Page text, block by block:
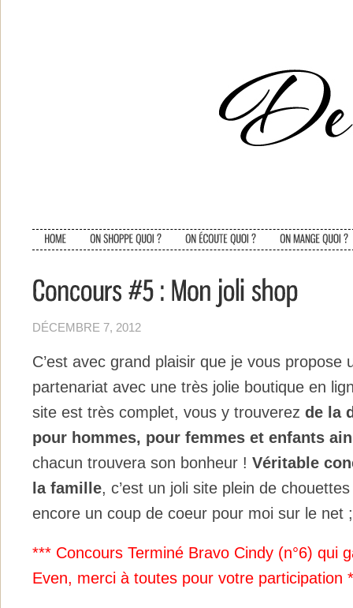
DÉCEMBRE 7, 2012
C’est avec grand plaisir que je vous propose
partenariat avec une très jolie boutique en
site est très complet, vous y trouverez de la
pour hommes, pour femmes et enfants
chacun trouvera son bonheur ! Véritable
la famille, c’est un joli site plein de
encore un coup de coeur pour moi sur le net
*** Concours Terminé Bravo Cindy (n°6) qui
Even, merci à toutes pour votre participation